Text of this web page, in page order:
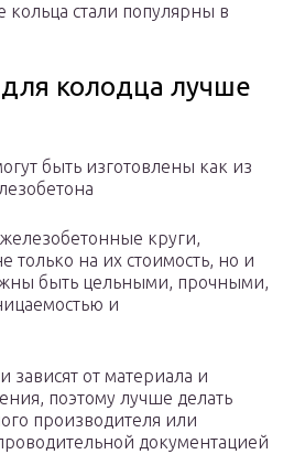
кольца стали популярны в
колодца лучше
быть изготовлены как из
круги,
только на их стоимость, но и
быть цельными, прочными,
и
зависят от материала и
поэтому лучше делать
производителя или
документацией